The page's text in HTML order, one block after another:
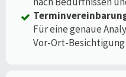
Für eine genaue
Vor-Ort-